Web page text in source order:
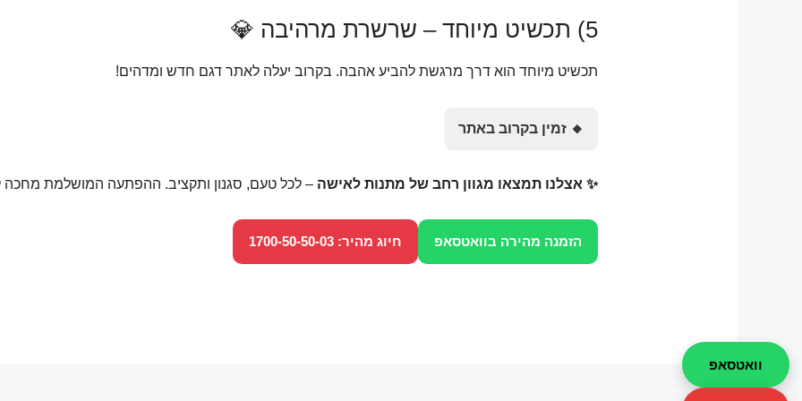
5) תכשיט מיוחד – שרשרת מרהיבה 💎
תכשיט מיוחד הוא דרך מרגשת להביע אהבה. בקרוב יעלה לאתר דגם חדש ומדהים!
🔸 זמין בקרוב באתר
✨ אצלנו תמצאו מגוון רחב של מתנות לאישה – לכל טעם, סגנון ותקציב. ההפתעה המושלמת מחכה
הזמנה מהירה בוואטסאפ חיוג מהיר: 1700-50-50-03
וואטסאפ